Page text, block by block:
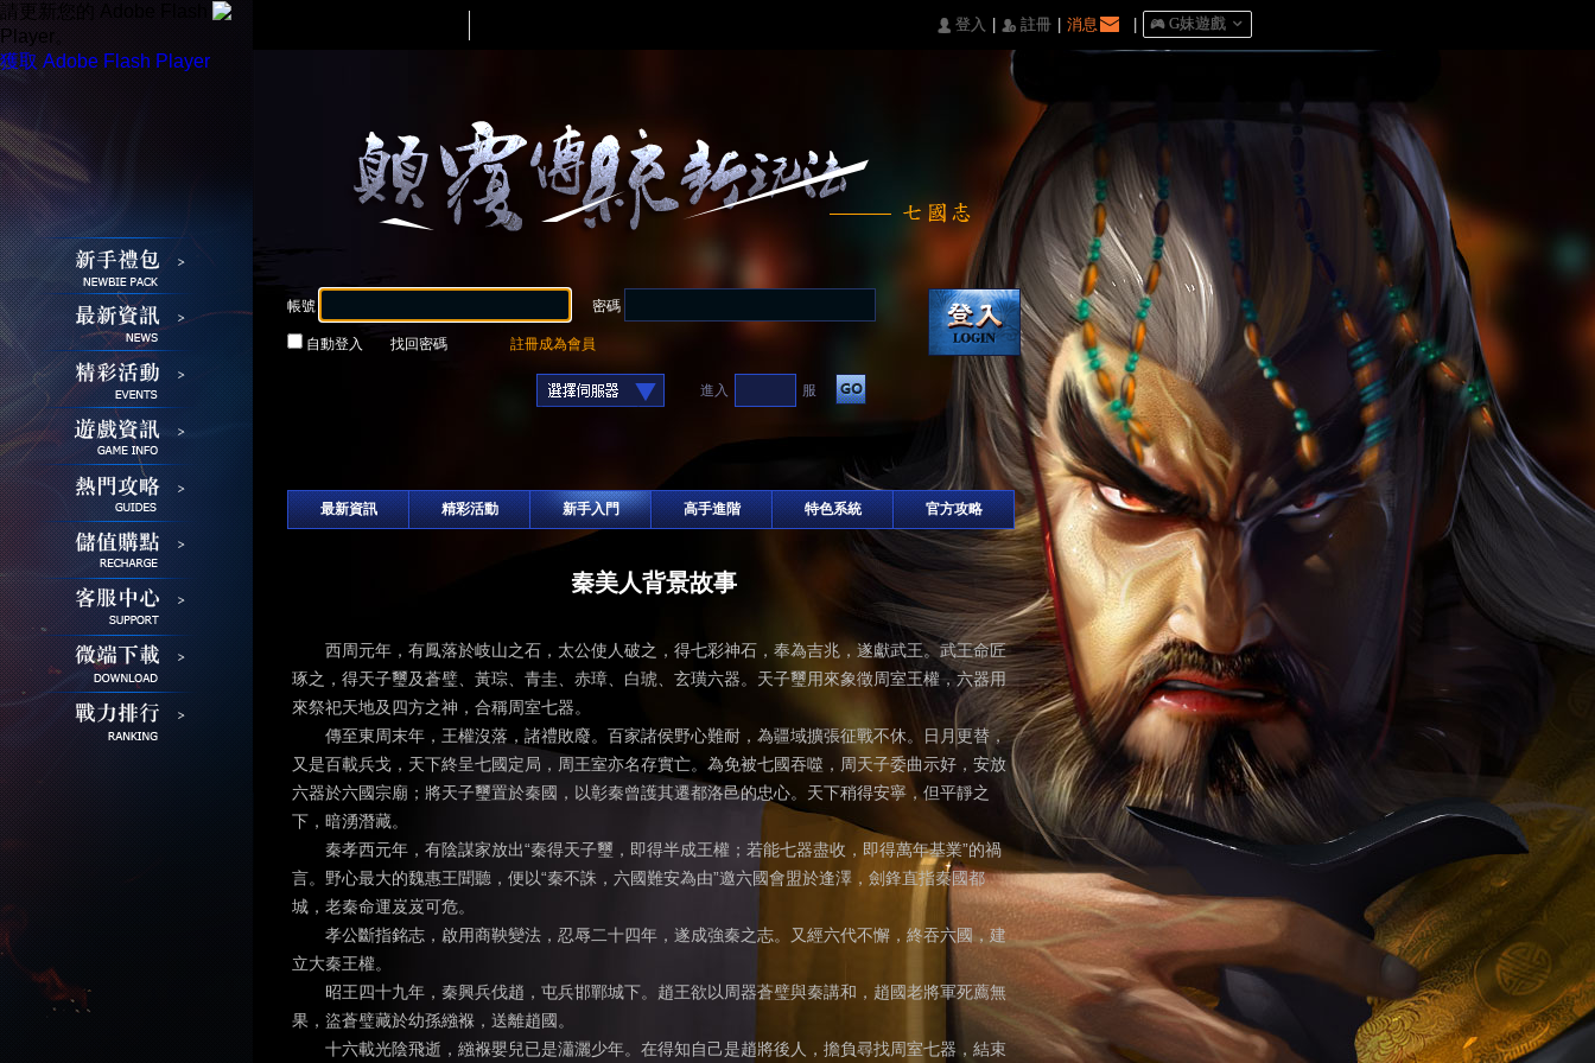
󰄭 登入 󰅍 註冊 消息 󰀷 G妹遊戲 
請更新您的 Adobe Flash
Player。
獲取 Adobe Flash Player
帳號 密碼
自動登入 找回密碼 註冊成為會員
入
遊戲 進入 服
最新資訊 精彩活動 新手入門 高手進階 特色系統 官方攻略
秦美人背景故事
西周元年，有鳳落於岐山之石，太公使人破之，得七彩神石，奉為吉兆，遂獻武王。武王命匠
琢之，得天子璽及蒼璧、黃琮、青圭、赤璋、白琥、玄璜六器。天子璽用來象徵周室王權，六器用
來祭祀天地及四方之神，合稱周室七器。
傳至東周末年，王權沒落，諸禮敗廢。百家諸侯野心難耐，為疆域擴張征戰不休。日月更替，
又是百載兵戈，天下終呈七國定局，周王室亦名存實亡。為免被七國吞噬，周天子委曲示好，安放
六器於六國宗廟；將天子璽置於秦國，以彰秦曾護其遷都洛邑的忠心。天下稍得安寧，但平靜之
下，暗湧潛藏。
秦孝西元年，有陰謀家放出“秦得天子璽，即得半成王權；若能七器盡收，即得萬年基業”的禍
言。野心最大的魏惠王聞聽，便以“秦不誅，六國難安為由”邀六國會盟於逢澤，劍鋒直指秦國都
城，老秦命運岌岌可危。
孝公斷指銘志，啟用商鞅變法，忍辱二十四年，遂成強秦之志。又經六代不懈，終吞六國，建
立大秦王權。
昭王四十九年，秦興兵伐趙，屯兵邯鄲城下。趙王欲以周器蒼璧與秦講和，趙國老將軍死薦無
果，盜蒼璧藏於幼孫繈褓，送離趙國。
十六載光陰飛逝，繈褓嬰兒已是瀟灑少年。在得知自己是趙將後人，擔負尋找周室七器，結束